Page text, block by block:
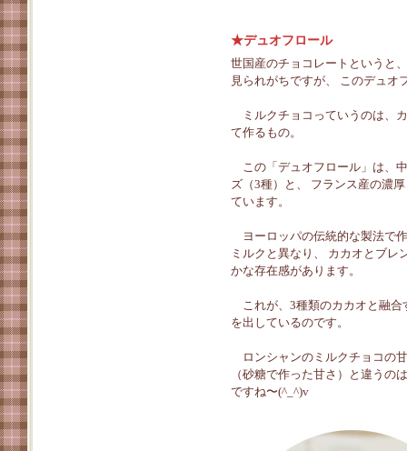
★デュオフロール
世国産のチョコレートというと
見られがちですが、 このデュオ
ミルクチョコっていうのは、
て作るもの。
この「デュオフロール」は、
ズ（3種）と、 フランス産の濃
ています。
ヨーロッパの伝統的な製法で
ミルクと異なり、 カカオとブレ
かな存在感があります。
これが、3種類のカカオと融合
を出しているのです。
ロンシャンのミルクチョコの
（砂糖で作った甘さ）と違うの
ですね〜(^_^)v